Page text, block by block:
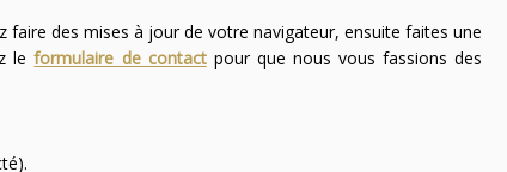
des mises à jour de votre navigateur, ensuite faites une
leformulaire de contactpour que nous vous fassions des